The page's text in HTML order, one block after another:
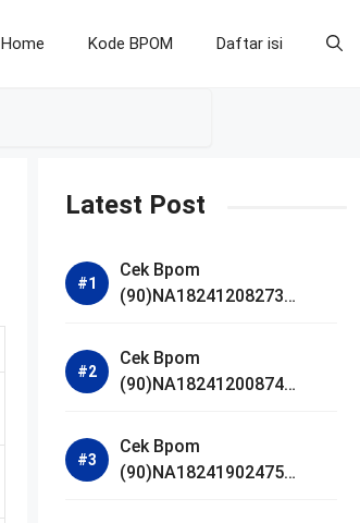
Home Kode BPOM Daftar isi
Latest Post
Cek Bpom
(90)NA18241208273
Bright Radiance Face
Wash
Cek Bpom
(90)NA18241200874
Acne Calm Micellar Water
Cek Bpom
(90)NA18241902475